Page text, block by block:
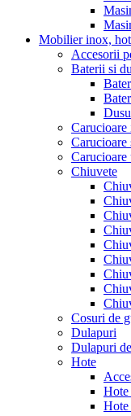
Mobilier inox,
Accesorii
Baterii si
Carucioare
Carucioare
Carucioare
Chiuvete
Cosuri de
Dulapuri
Dulapuri
Hote
Hote
Hote